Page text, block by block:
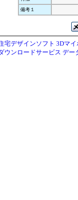
備考１
宅デザインソフト 3Dマ
ウンロードサービス デー